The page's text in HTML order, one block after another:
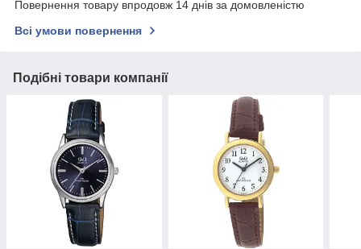
Повернення товару впродовж 14 днів за домовленістю
Всі умови повернення
Подібні товари компанії